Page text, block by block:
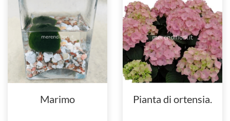
Marimo Pianta di ortensia.